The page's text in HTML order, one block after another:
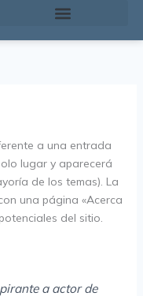
a una entrada
lugar y aparecerá
de los temas). La
una página «Acerca
del sitio.
a actor de